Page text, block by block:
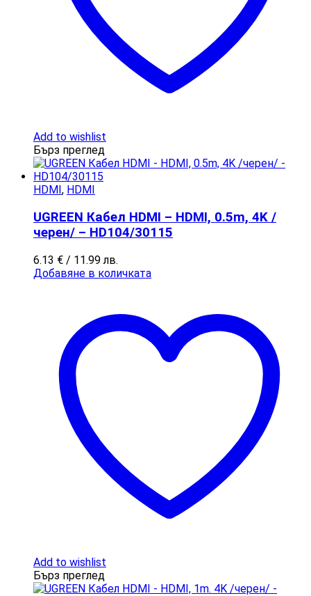
Add to wishlist
Бърз преглед
HDMI , HDMI
UGREEN Кабел HDMI – HDMI, 0.5m, 4K /
черен/ – HD104/30115
6.13 € / 11.99 лв.
Добавяне в количката
Add to wishlist
Бърз преглед